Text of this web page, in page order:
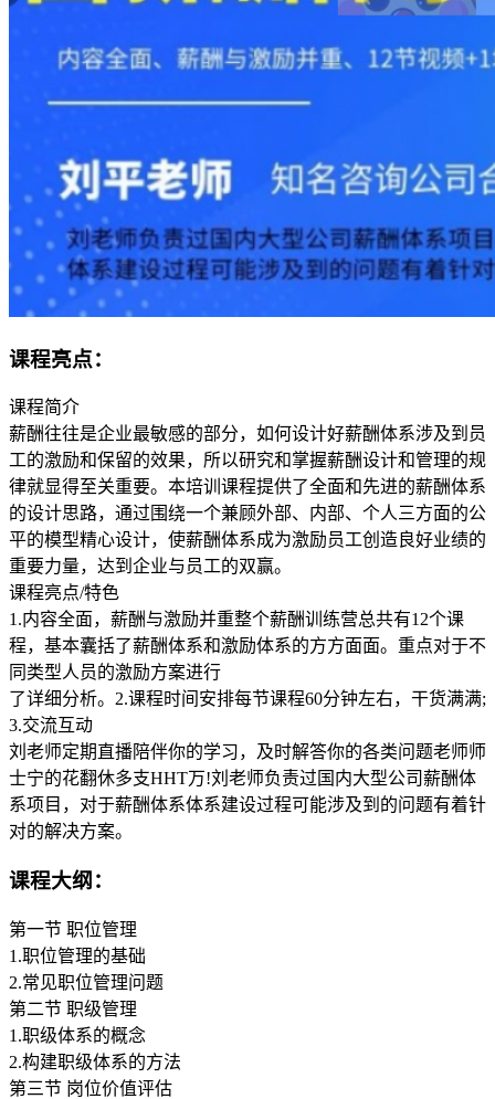
课程亮点：
课程简介
薪酬往往是企业最敏感的部分，如何设计好薪酬体系涉及到员
工的激励和保留的效果，所以研究和掌握薪酬设计和管理的规
律就显得至关重要。本培训课程提供了全面和先进的薪酬体系
的设计思路，通过围绕一个兼顾外部、内部、个人三方面的公
平的模型精心设计，使薪酬体系成为激励员工创造良好业绩的
重要力量，达到企业与员工的双赢。
课程亮点/特色
1.内容全面，薪酬与激励并重整个薪酬训练营总共有12个课
程，基本囊括了薪酬体系和激励体系的方方面面。重点对于不
同类型人员的激励方案进行
了详细分析。2.课程时间安排每节课程60分钟左右，干货满满;
3.交流互动
刘老师定期直播陪伴你的学习，及时解答你的各类问题老师师
士宁的花翻休多支HHT万!刘老师负责过国内大型公司薪酬体
系项目，对于薪酬体系体系建设过程可能涉及到的问题有着针
对的解决方案。
课程大纲：
第一节 职位管理
1.职位管理的基础
2.常见职位管理问题
第二节 职级管理
1.职级体系的概念
2.构建职级体系的方法
第三节 岗位价值评估